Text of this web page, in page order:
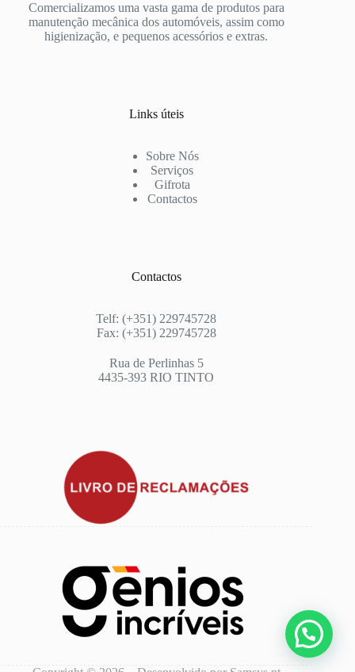
Comercializamos uma vasta gama de produtos para
manutenção mecânica dos automóveis, assim como
higienização, e pequenos acessórios e extras.
Links úteis
Sobre Nós
Serviços
Gifrota
Contactos
Contactos
Telf: (+351) 229745728
Fax: (+351) 229745728
Rua de Perlinhas 5
4435-393 RIO TINTO